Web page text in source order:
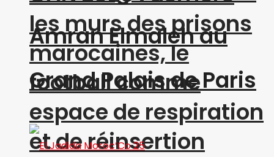
les murs des prisons
marocaines, le
football comme
espace de respiration
et de réinsertion
Amran Elmaleh au
Grand Palais de Paris